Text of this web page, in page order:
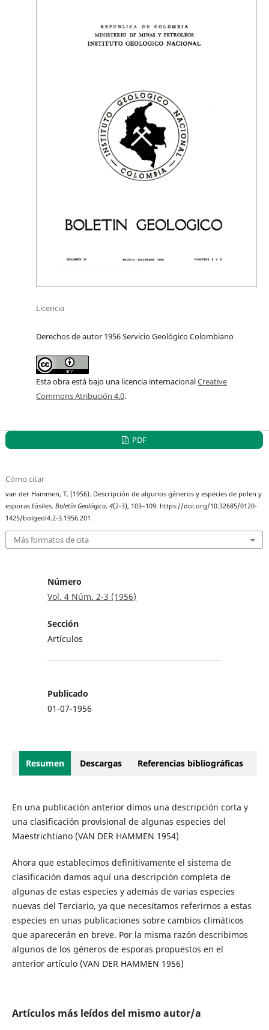
Licencia
Derechos de autor 1956 Servicio Geológico Colombiano
Esta obra está bajo una licencia internacionalCreative
Commons Atribución 4.0.
PDF
Cómo citar
van der Hammen, T. (1956). Descripción de algunos géneros y especies de polen y
esporas fósiles.Boletín Geológico,4(2-3), 103–109. https://doi.org/10.32685/0120-
1425/bolgeol4.2-3.1956.201
Más formatos de cita
Número
Vol. 4 Núm. 2-3 (1956)
Sección
Artículos
Publicado
01-07-1956
Resumen Descargas Referencias bibliográficas
En una publicación anterior dimos una descripción corta y
una clasificación provisional de algunas especies del
Maestrichtiano (VAN DER HAMMEN 1954)
Ahora que establecimos definitivamente el sistema de
clasificación damos aquí una descripción completa de
algunas de estas especies y además de varias especies
nuevas del Terciario, ya que necesitamos referirnos a estas
especies en unas publicaciones sobre cambios climáticos
que aparecerán en breve. Por la misma razón describimos
algunos de los géneros de esporas propuestos en el
anterior artículo (VAN DER HAMMEN 1956)
Artículos más leídos del mismo autor/a